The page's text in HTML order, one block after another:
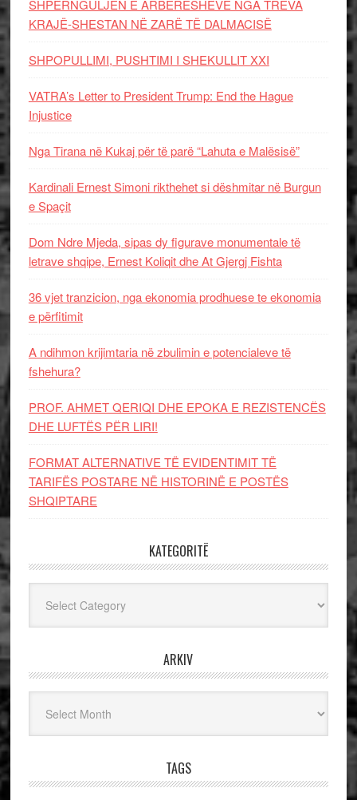
SHPËRNGULJEN E ARBËRESHËVE NGA TREVA
KRAJË-SHESTAN NË ZARË TË DALMACISË
SHPOPULLIMI, PUSHTIMI I SHEKULLIT XXI
VATRA’s Letter to President Trump: End the Hague
Injustice
Nga Tirana në Kukaj për të parë “Lahuta e Malësisë”
Kardinali Ernest Simoni rikthehet si dëshmitar në Burgun
e Spaçit
Dom Ndre Mjeda, sipas dy figurave monumentale të
letrave shqipe, Ernest Koliqit dhe At Gjergj Fishta
36 vjet tranzicion, nga ekonomia prodhuese te ekonomia
e përfitimit
A ndihmon krijimtaria në zbulimin e potencialeve të
fshehura?
PROF. AHMET QERIQI DHE EPOKA E REZISTENCЁS
DHE LUFTЁS PЁR LIRI!
FORMAT ALTERNATIVE TË EVIDENTIMIT TË
TARIFËS POSTARE NË HISTORINË E POSTËS
SHQIPTARE
KATEGORITË
ARKIV
TAGS